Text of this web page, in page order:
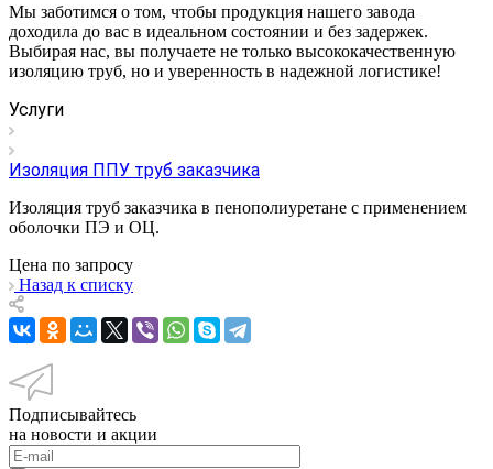
Мы заботимся о том, чтобы продукция нашего завода
доходила до вас в идеальном состоянии и без задержек.
Выбирая нас, вы получаете не только высококачественную
изоляцию труб, но и уверенность в надежной логистике!
Услуги
Изоляция ППУ труб заказчика
Изоляция труб заказчика в пенополиуретане с применением
оболочки ПЭ и ОЦ.
Цена по запросу
Назад к списку
Подписывайтесь
на новости и акции